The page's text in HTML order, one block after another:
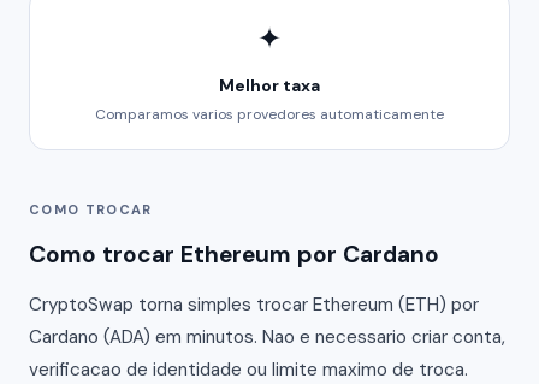
✦
Melhor taxa
Comparamos varios provedores automaticamente
COMO TROCAR
Como trocar Ethereum por Cardano
CryptoSwap torna simples trocar Ethereum (ETH) por
Cardano (ADA) em minutos. Nao e necessario criar conta,
verificacao de identidade ou limite maximo de troca.